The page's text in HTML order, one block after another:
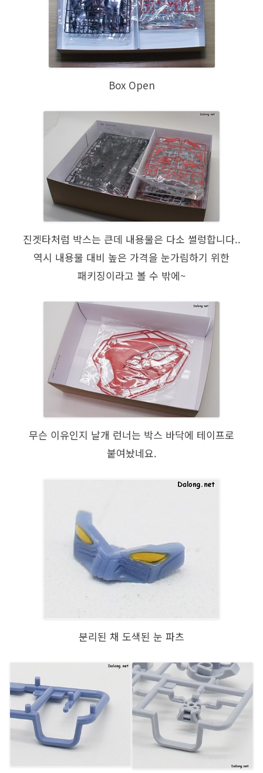
Box Open
진겟타처럼 박스는 큰데 내용물은 다소 썰렁합니다..
역시 내용물 대비 높은 가격을 눈가림하기 위한
패키징이라고 볼 수 밖에~
무슨 이유인지 날개 런너는 박스 바닥에 테이프로
붙여놨네요.
분리된 채 도색된 눈 파츠